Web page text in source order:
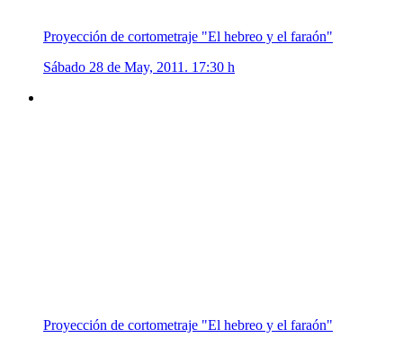
Proyección de cortometraje "El hebreo y el faraón"
Sábado 28 de May, 2011. 17:30 h
Proyección de cortometraje "El hebreo y el faraón"